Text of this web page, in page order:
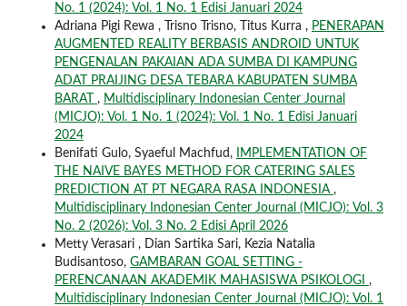
No. 1 (2024): Vol. 1 No. 1 Edisi Januari 2024
Adriana Pigi Rewa , Trisno Trisno, Titus Kurra , PENERAPAN
AUGMENTED REALITY BERBASIS ANDROID UNTUK
PENGENALAN PAKAIAN ADA SUMBA DI KAMPUNG
ADAT PRAIJING DESA TEBARA KABUPATEN SUMBA
BARAT , Multidisciplinary Indonesian Center Journal
(MICJO): Vol. 1 No. 1 (2024): Vol. 1 No. 1 Edisi Januari
2024
Benifati Gulo, Syaeful Machfud,
IMPLEMENTATION OF
THE NAIVE BAYES METHOD FOR CATERING SALES
PREDICTION AT PT NEGARA RASA INDONESIA ,
Multidisciplinary Indonesian Center Journal (MICJO): Vol. 3
No. 2 (2026): Vol. 3 No. 2 Edisi April 2026
Metty Verasari , Dian Sartika Sari, Kezia Natalia
Budisantoso, GAMBARAN GOAL SETTING -
PERENCANAAN AKADEMIK MAHASISWA PSIKOLOGI ,
Multidisciplinary Indonesian Center Journal (MICJO): Vol. 1